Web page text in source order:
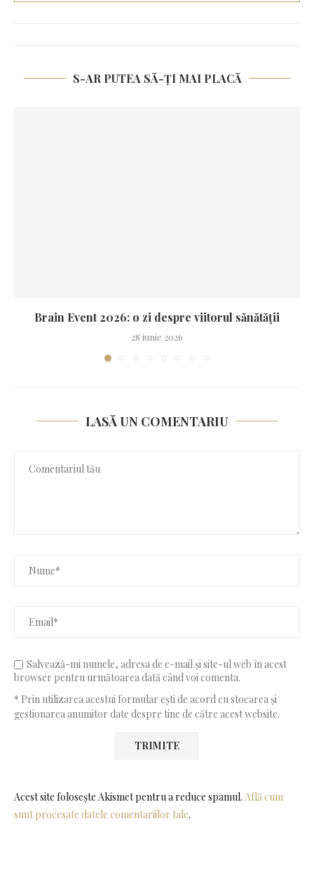
S-AR PUTEA SĂ-ȚI MAI PLACĂ
Brain Event 2026: o zi despre viitorul sănătății
28 iunie 2026
LASĂ UN COMENTARIU
Salvează-mi numele, adresa de e-mail și site-ul web în acest
browser pentru următoarea dată când voi comenta.
* Prin utilizarea acestui formular ești de acord cu stocarea și
gestionarea anumitor date despre tine de către acest website.
Acest site folosește Akismet pentru a reduce spamul. Află cum
sunt procesate datele comentariilor tale.